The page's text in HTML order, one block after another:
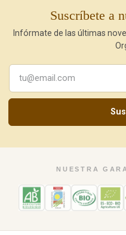
Suscríbete a
Infórmate de las últimas
NUESTRA